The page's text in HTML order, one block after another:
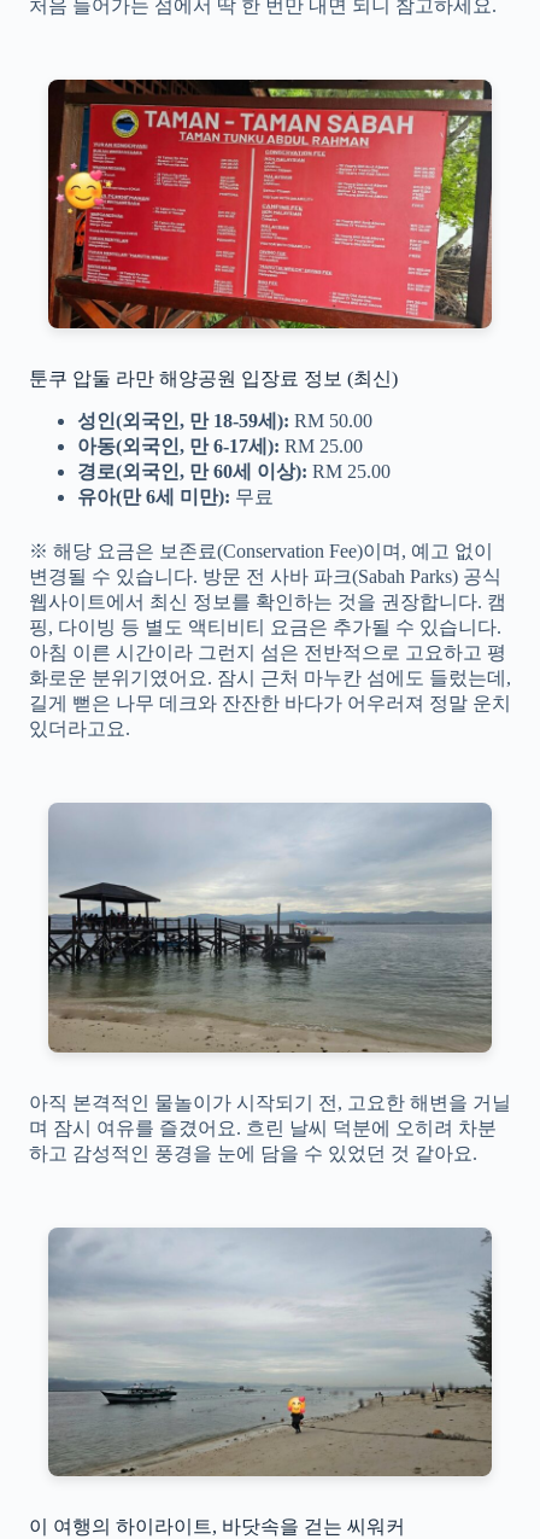
처음 들어가는 섬에서 딱 한 번만 내면 되니 참고하세요.
툰쿠 압둘 라만 해양공원 입장료 정보 (최신)
성인(외국인, 만 18-59세): RM 50.00
아동(외국인, 만 6-17세): RM 25.00
경로(외국인, 만 60세 이상): RM 25.00
유아(만 6세 미만): 무료
※ 해당 요금은 보존료(Conservation Fee)이며, 예고 없이
변경될 수 있습니다. 방문 전 사바 파크(Sabah Parks) 공식
웹사이트에서 최신 정보를 확인하는 것을 권장합니다. 캠
핑, 다이빙 등 별도 액티비티 요금은 추가될 수 있습니다.
아침 이른 시간이라 그런지 섬은 전반적으로 고요하고 평
화로운 분위기였어요. 잠시 근처 마누칸 섬에도 들렀는데,
길게 뻗은 나무 데크와 잔잔한 바다가 어우러져 정말 운치
있더라고요.
아직 본격적인 물놀이가 시작되기 전, 고요한 해변을 거닐
며 잠시 여유를 즐겼어요. 흐린 날씨 덕분에 오히려 차분
하고 감성적인 풍경을 눈에 담을 수 있었던 것 같아요.
이 여행의 하이라이트, 바닷속을 걷는 씨워커